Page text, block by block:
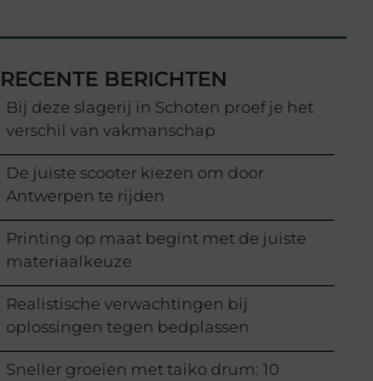
RECENTE BERICHTEN
Bij deze slagerij in Schoten proef je het
verschil van vakmanschap
De juiste scooter kiezen om door
Antwerpen te rijden
Printing op maat begint met de juiste
materiaalkeuze
Realistische verwachtingen bij
oplossingen tegen bedplassen
Sneller groeien met taiko drum: 10